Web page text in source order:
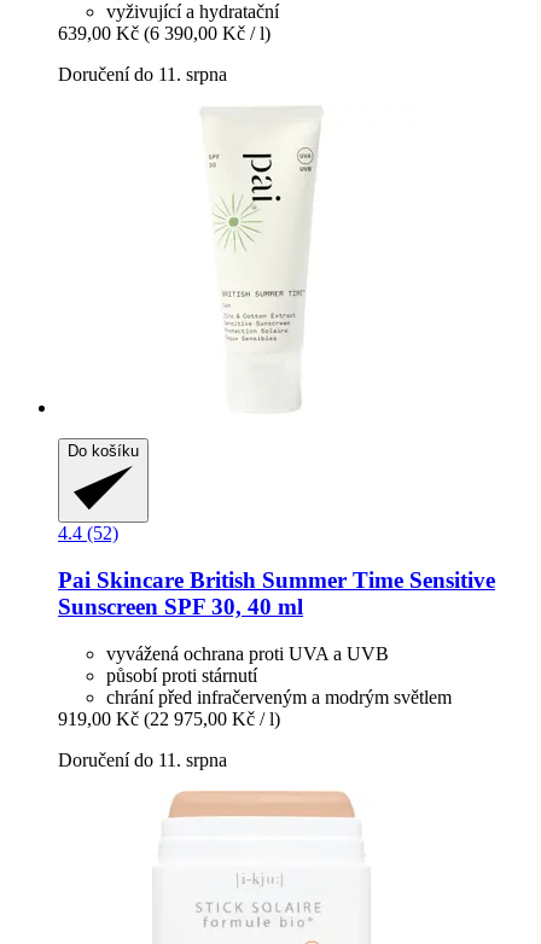
vyživující a hydratační
639,00 Kč (6 390,00 Kč / l)
Doručení do 11. srpna
Do košíku
4.4 (52)
Pai Skincare British Summer Time Sensitive
Sunscreen SPF 30, 40 ml
vyvážená ochrana proti UVA a UVB
působí proti stárnutí
chrání před infračerveným a modrým světlem
919,00 Kč (22 975,00 Kč / l)
Doručení do 11. srpna